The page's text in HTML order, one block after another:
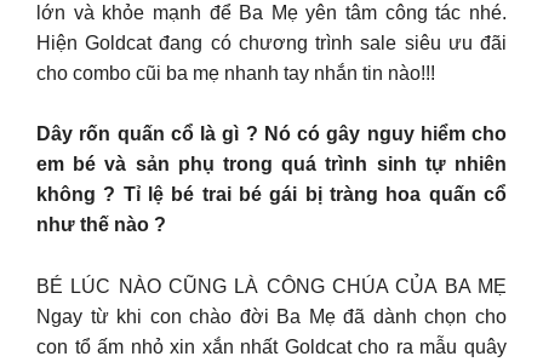
lớn và khỏe mạnh để Ba Mẹ yên tâm công tác nhé.
Hiện Goldcat đang có chương trình sale siêu ưu đãi
cho combo cũi ba mẹ nhanh tay nhắn tin nào!!!
Dây rốn quấn cổ là gì ? Nó có gây nguy hiểm cho
em bé và sản phụ trong quá trình sinh tự nhiên
không ? Tỉ lệ bé trai bé gái bị tràng hoa quấn cổ
như thế nào ?
BÉ LÚC NÀO CŨNG LÀ CÔNG CHÚA CỦA BA MẸ
Ngay từ khi con chào đời Ba Mẹ đã dành chọn cho
con tổ ấm nhỏ xin xắn nhất Goldcat cho ra mẫu quây